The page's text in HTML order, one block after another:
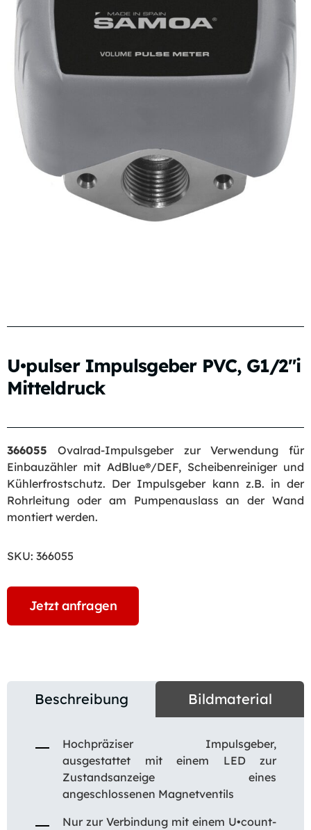
U•pulser Impulsgeber PVC, G1/2″i
Mitteldruck
366055 Ovalrad-Impulsgeber zur Verwendung für
Einbauzähler mit AdBlue®/DEF, Scheibenreiniger und
Kühlerfrostschutz. Der Impulsgeber kann z.B. in der
Rohrleitung oder am Pumpenauslass an der Wand
montiert werden.
SKU: 366055
Jetzt anfragen
Beschreibung Bildmaterial
Hochpräziser Impulsgeber,
ausgestattet mit einem LED zur
Zustandsanzeige eines
angeschlossenen Magnetventils
Nur zur Verbindung mit einem U•count-